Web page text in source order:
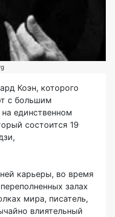
Коэн, которого
с большим
единственном
состоится 19
карьеры, во время
залах
мира, писатель,
влиятельный